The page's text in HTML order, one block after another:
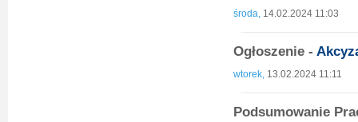
środa, 14.02.2024 11:03
Ogłoszenie -
wtorek, 13.02.2024 11:11
Podsumowanie